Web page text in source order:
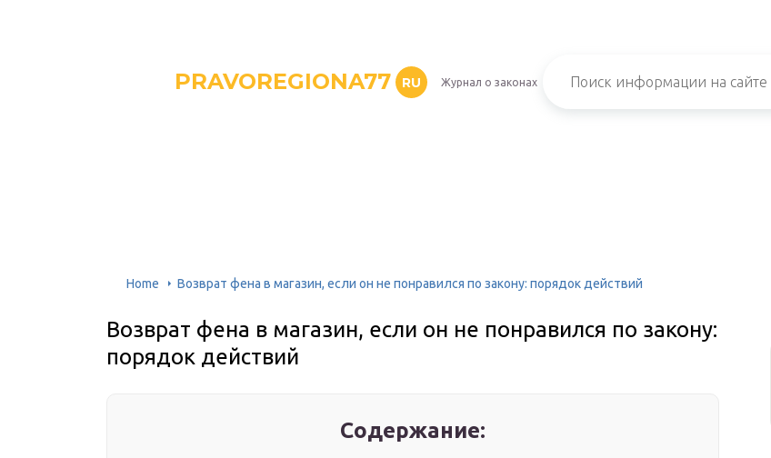
PRAVOREGIONA77 RU Журнал о законах
Home Возврат фена в магазин, если он не понравился по закону: порядок действий
Возврат фена в магазин, если он не понравился по закону:
порядок действий
Содержание: